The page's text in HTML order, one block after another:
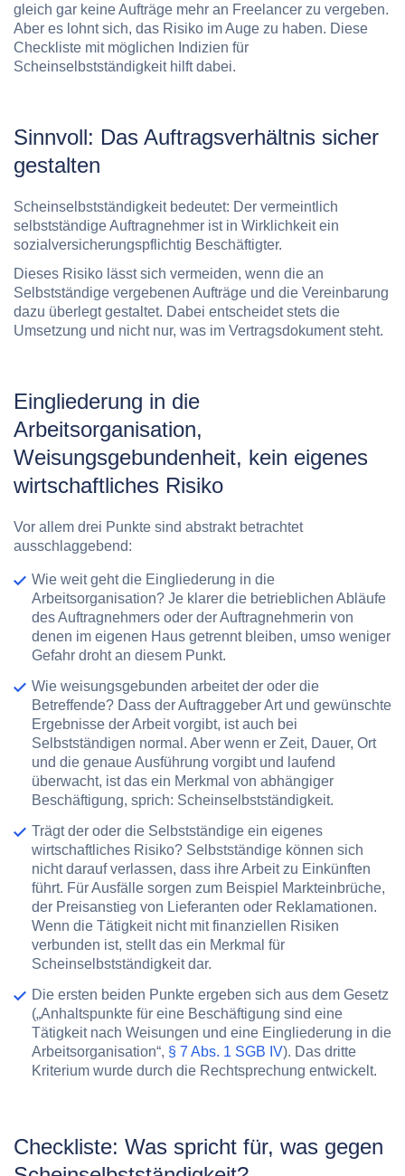
gleich gar keine Aufträge mehr an Freelancer zu vergeben.
Aber es lohnt sich, das Risiko im Auge zu haben. Diese
Checkliste mit möglichen Indizien für
Scheinselbstständigkeit hilft dabei.
Sinnvoll: Das Auftragsverhältnis sicher
gestalten
Scheinselbstständigkeit bedeutet: Der vermeintlich
selbstständige Auftragnehmer ist in Wirklichkeit ein
sozialversicherungspflichtig Beschäftigter.
Dieses Risiko lässt sich vermeiden, wenn die an
Selbstständige vergebenen Aufträge und die Vereinbarung
dazu überlegt gestaltet. Dabei entscheidet stets die
Umsetzung und nicht nur, was im Vertragsdokument steht.
Eingliederung in die
Arbeitsorganisation,
Weisungsgebundenheit, kein eigenes
wirtschaftliches Risiko
Vor allem drei Punkte sind abstrakt betrachtet
ausschlaggebend:
Wie weit geht die Eingliederung in die
Arbeitsorganisation? Je klarer die betrieblichen Abläufe
des Auftragnehmers oder der Auftragnehmerin von
denen im eigenen Haus getrennt bleiben, umso weniger
Gefahr droht an diesem Punkt.
Wie weisungsgebunden arbeitet der oder die
Betreffende? Dass der Auftraggeber Art und gewünschte
Ergebnisse der Arbeit vorgibt, ist auch bei
Selbstständigen normal. Aber wenn er Zeit, Dauer, Ort
und die genaue Ausführung vorgibt und laufend
überwacht, ist das ein Merkmal von abhängiger
Beschäftigung, sprich: Scheinselbstständigkeit.
Trägt der oder die Selbstständige ein eigenes
wirtschaftliches Risiko? Selbstständige können sich
nicht darauf verlassen, dass ihre Arbeit zu Einkünften
führt. Für Ausfälle sorgen zum Beispiel Markteinbrüche,
der Preisanstieg von Lieferanten oder Reklamationen.
Wenn die Tätigkeit nicht mit finanziellen Risiken
verbunden ist, stellt das ein Merkmal für
Scheinselbstständigkeit dar.
Die ersten beiden Punkte ergeben sich aus dem Gesetz
(„Anhaltspunkte für eine Beschäftigung sind eine
Tätigkeit nach Weisungen und eine Eingliederung in die
Arbeitsorganisation“, § 7 Abs. 1 SGB IV). Das dritte
Kriterium wurde durch die Rechtsprechung entwickelt.
Checkliste: Was spricht für, was gegen